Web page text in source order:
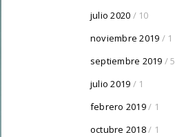
julio 2020 / 10
noviembre 2019 / 1
septiembre 2019 / 5
julio 2019 / 1
febrero 2019/ 1
octubre 2018/ 1